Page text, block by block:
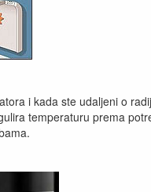
i kada ste udaljeni o
temperaturu prema